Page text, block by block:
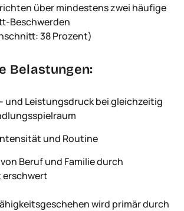
über mindestens zwei häufige
Beschwerden
38 Prozent)
Belastungen:
und Leistungsdruck bei gleichzeitig
und Routine
Beruf und Familie durch
wird primär durch